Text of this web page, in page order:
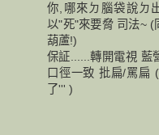
你,哪來ㄉ腦袋說ㄉ
以"死"來要脅 司法~ (
葫蘆!)
保証......轉開電視 藍
口徑一致 批扁/罵扁
了''' )